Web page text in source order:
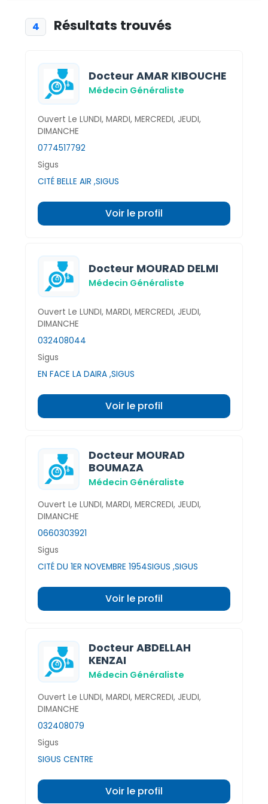
4 Résultats trouvés
Docteur AMAR KIBOUCHE
Médecin Généraliste
Ouvert Le LUNDI, MARDI, MERCREDI, JEUDI,
DIMANCHE
0774517792
Sigus
CITÉ BELLE AIR ,SIGUS
Voir le profil
Docteur MOURAD DELMI
Médecin Généraliste
Ouvert Le LUNDI, MARDI, MERCREDI, JEUDI,
DIMANCHE
032408044
Sigus
EN FACE LA DAIRA ,SIGUS
Voir le profil
Docteur MOURAD
BOUMAZA
Médecin Généraliste
Ouvert Le LUNDI, MARDI, MERCREDI, JEUDI,
DIMANCHE
0660303921
Sigus
CITÉ DU 1ER NOVEMBRE 1954SIGUS ,SIGUS
Voir le profil
Docteur ABDELLAH
KENZAI
Médecin Généraliste
Ouvert Le LUNDI, MARDI, MERCREDI, JEUDI,
DIMANCHE
032408079
Sigus
SIGUS CENTRE
Voir le profil